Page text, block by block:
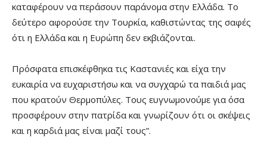
καταφέρουν να περάσουν παράνομα στην Ελλάδα. Το
δεύτερο αφορούσε την Τουρκία, καθιστώντας της σαφές
ότι η Ελλάδα και η Ευρώπη δεν εκβιάζονται.
Πρόσφατα επισκέφθηκα τις Καστανιές και είχα την
ευκαιρία να ευχαριστήσω και να συγχαρώ τα παιδιά μας
που κρατούν Θερμοπύλες. Τους ευγνωμονούμε για όσα
προσφέρουν στην πατρίδα και γνωρίζουν ότι οι σκέψεις
και η καρδιά μας είναι μαζί τους”.